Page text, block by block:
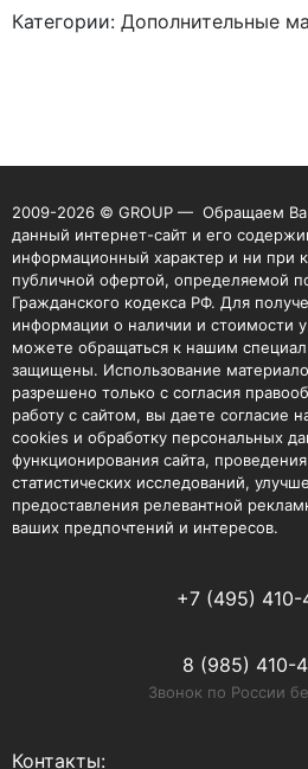
Категории: Дополнительные
2009-2026 © GROUP — Обращаем
данный интернет-сайт и его
информационный характер и ни при
публичной офертой, определяемой
Гражданского кодекса РФ. Для
информации о наличии и стоимости
можете обращаться к нашим
защищены. Использование
разрешено только с согласия
работу с сайтом, вы даете согласие
cookies и обработку персональных
функционирования сайта,
статистических исследований,
предоставления релевантной
ваших предпочтений и интересов.
+7 (495) 410-
8 (985) 410-
Звонок по России
Контакты: